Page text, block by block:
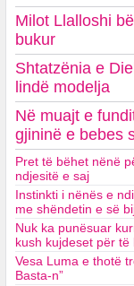
Milot Llalloshi
bukur
Shtatzënia e
lindë modelja
Në muajt e
gjininë e bebes
Pret të bëhet nënë
ndjesitë e saj
Instinkti i nënës e
me shëndetin e së
Nuk ka punësuar
kush kujdeset për të
Vesa Luma e thotë
Basta-n”